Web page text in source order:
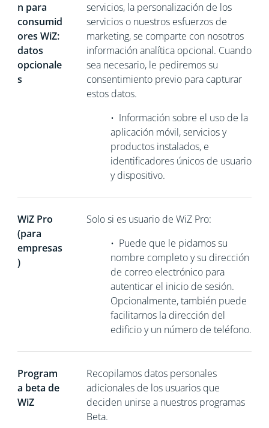
n para
consumid
ores WiZ:
datos
opcionale
s
servicios, la personalización de los
servicios o nuestros esfuerzos de
marketing, se comparte con nosotros
información analítica opcional. Cuando
sea necesario, le pediremos su
consentimiento previo para capturar
estos datos.
• Información sobre el uso de la
aplicación móvil, servicios y
productos instalados, e
identificadores únicos de usuario
y dispositivo.
WiZ Pro
(para
empresas
)
Solo si es usuario de WiZ Pro:
• Puede que le pidamos su
nombre completo y su dirección
de correo electrónico para
autenticar el inicio de sesión.
Opcionalmente, también puede
facilitarnos la dirección del
edificio y un número de teléfono.
Program
a beta de
WiZ
Recopilamos datos personales
adicionales de los usuarios que
deciden unirse a nuestros programas
Beta.